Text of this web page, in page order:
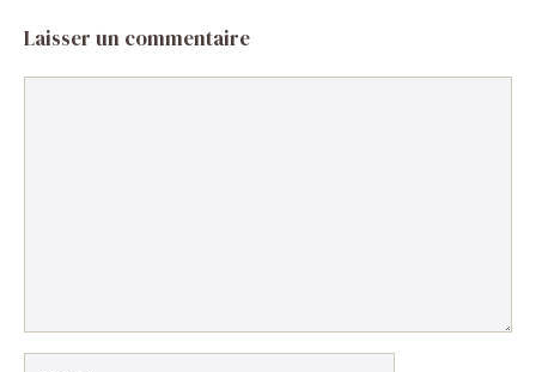
Laisser un commentaire